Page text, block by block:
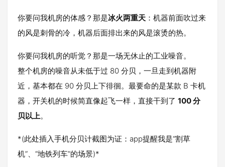
你要问我机房的体感？那是冰火两重天 ：机器前面吹过来
的风是刺骨的冷，机器后面排出来的风是滚烫的热。
你要问我机房的听觉？那是一场无休止的工业噪音。
整个机房的噪音从未低于过 80 分贝，一旦走到机器附
近，基本都在 90 分贝上下徘徊。最要命的是某款 B 卡机
器，开关机的时候简直像起飞一样，直接干到了 100 分
贝以上。
*(此处插入手机分贝计截图为证：app提醒我是“割草
机”、“地铁列车”的场景)*